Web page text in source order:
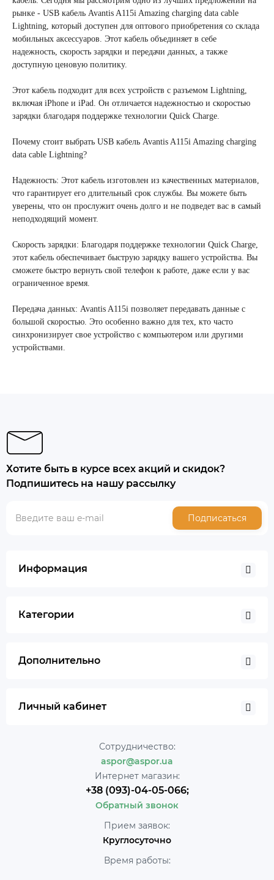
рынке - USB кабель Avantis A115i Amazing charging data cable
Lightning, который доступен для оптового приобретения со склада
мобильных аксессуаров. Этот кабель объединяет в себе
надежность, скорость зарядки и передачи данных, а также
доступную ценовую политику.
Этот кабель подходит для всех устройств с разъемом Lightning,
включая iPhone и iPad. Он отличается надежностью и скоростью
зарядки благодаря поддержке технологии Quick Charge.
Почему стоит выбрать USB кабель Avantis A115i Amazing charging
data cable Lightning?
Надежность: Этот кабель изготовлен из качественных материалов,
что гарантирует его длительный срок службы. Вы можете быть
уверены, что он прослужит очень долго и не подведет вас в самый
неподходящий момент.
Скорость зарядки: Благодаря поддержке технологии Quick Charge,
этот кабель обеспечивает быструю зарядку вашего устройства. Вы
сможете быстро вернуть свой телефон к работе, даже если у вас
ограниченное время.
Передача данных: Avantis A115i позволяет передавать данные с
большой скоростью. Это особенно важно для тех, кто часто
синхронизирует свое устройство с компьютером или другими
устройствами.
Хотите быть в курсе всех акций и скидок?
Подпишитесь на нашу рассылку
Подписаться
Информация
Категории
Дополнительно
Личный кабинет
Сотрудничество:
aspor@aspor.ua
Интернет магазин:
+38 (093)-04-05-066;
Обратный звонок
Прием заявок:
Круглосуточно
Время работы: